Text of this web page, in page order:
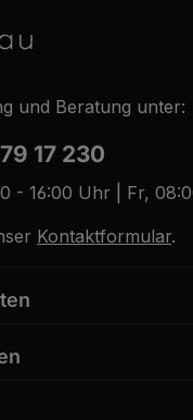
und Beratung unter:
17 230
- 16:00 Uhr | Fr,
Kontaktformular.